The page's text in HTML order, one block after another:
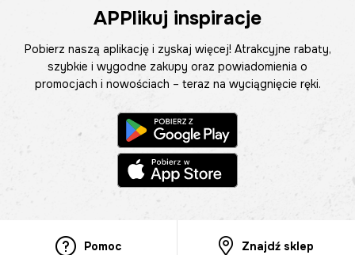
APPlikuj inspiracje
Pobierz naszą aplikację i zyskaj więcej! Atrakcyjne rabaty,
szybkie i wygodne zakupy oraz powiadomienia o
promocjach i nowościach – teraz na wyciągnięcie ręki.
Pomoc Znajdź sklep